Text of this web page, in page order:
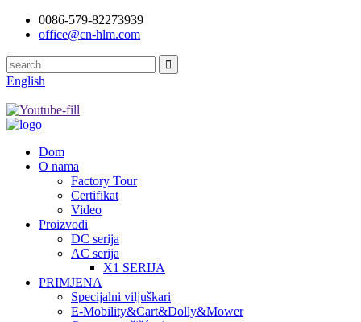
0086-579-82273939
office@cn-hlm.com
English
Dom
O nama
Factory Tour
Certifikat
Video
Proizvodi
DC serija
AC serija
X1 SERIJA
PRIMJENA
Specijalni viljuškari
E-Mobility&Cart&Dolly&Mower